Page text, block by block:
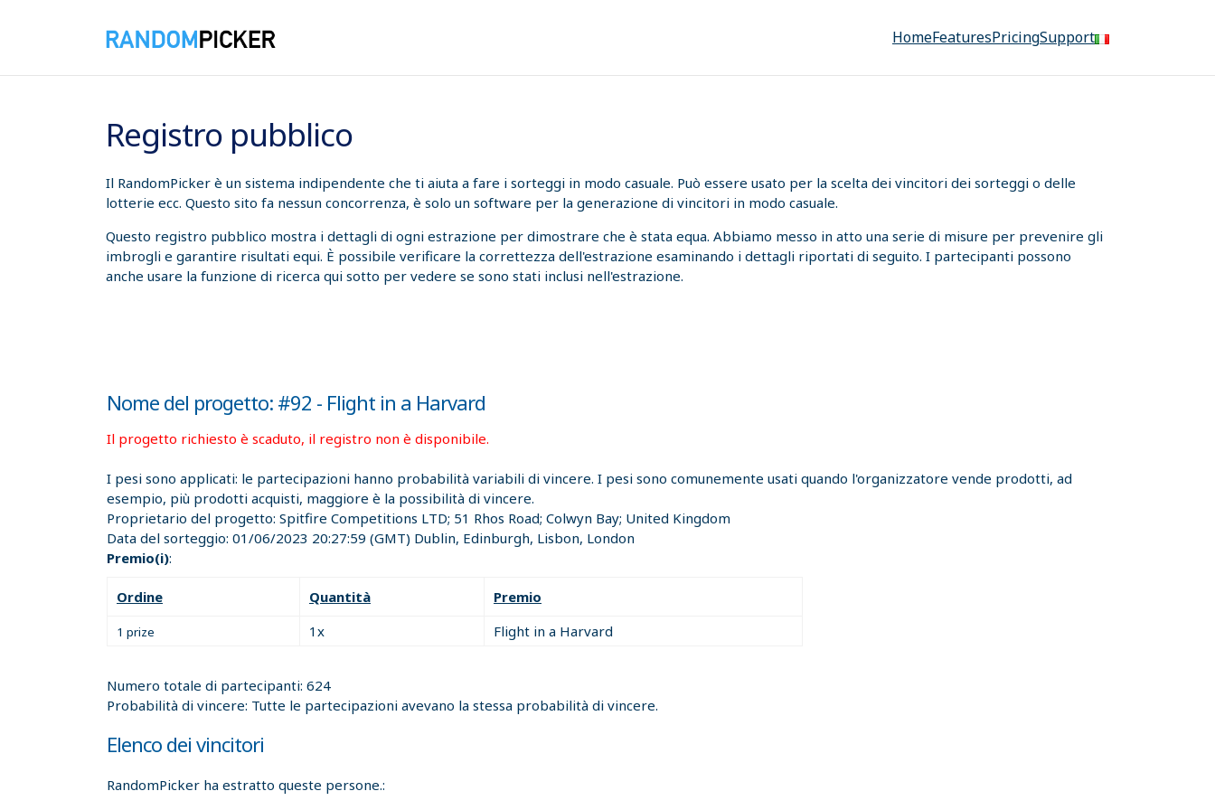
HomeFeaturesPricingSupport
Registro pubblico
Il RandomPicker è un sistema indipendente che ti aiuta a fare i sorteggi in modo casuale. Può essere usato per la scelta dei vincitori dei sorteggi o delle
lotterie ecc. Questo sito fa nessun concorrenza, è solo un software per la generazione di vincitori in modo casuale.
Questo registro pubblico mostra i dettagli di ogni estrazione per dimostrare che è stata equa. Abbiamo messo in atto una serie di misure per prevenire gli
imbrogli e garantire risultati equi. È possibile verificare la correttezza dell'estrazione esaminando i dettagli riportati di seguito. I partecipanti possono
anche usare la funzione di ricerca qui sotto per vedere se sono stati inclusi nell'estrazione.
Nome del progetto: #92 - Flight in a Harvard
Il progetto richiesto è scaduto, il registro non è disponibile.
I pesi sono applicati: le partecipazioni hanno probabilità variabili di vincere. I pesi sono comunemente usati quando l'organizzatore vende prodotti, ad
esempio, più prodotti acquisti, maggiore è la possibilità di vincere.
Proprietario del progetto: Spitfire Competitions LTD; 51 Rhos Road; Colwyn Bay; United Kingdom
Data del sorteggio: 01/06/2023 20:27:59 (GMT) Dublin, Edinburgh, Lisbon, London
Premio(i):
Ordine Quantità Premio
1 prize 1x Flight in a Harvard
Numero totale di partecipanti: 624
Probabilità di vincere: Tutte le partecipazioni avevano la stessa probabilità di vincere.
Elenco dei vincitori
RandomPicker ha estratto queste persone.: